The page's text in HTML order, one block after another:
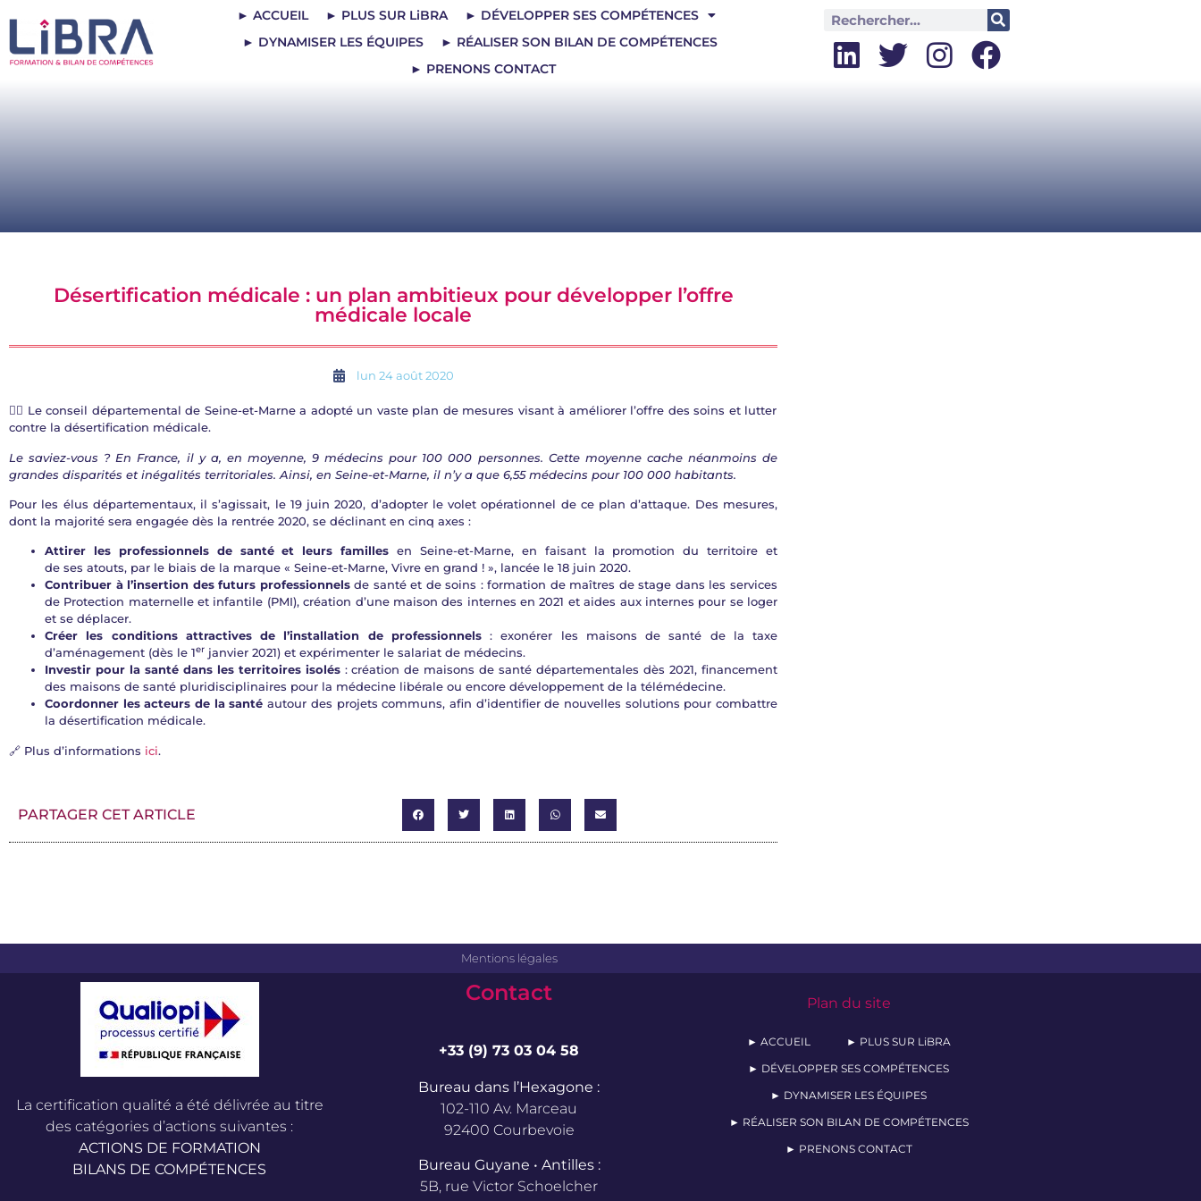
► ACCUEIL ► PLUS SUR LiBRA
► DÉVELOPPER SES COMPÉTENCES
► DYNAMISER LES ÉQUIPES
► RÉALISER SON BILAN DE COMPÉTENCES
► PRENONS CONTACT
Désertification médicale : un plan ambitieux pour développer l’offre
médicale locale
lun 24 août 2020
👨‍⚕️ Le conseil départemental de Seine-et-Marne a adopté un vaste plan de mesures visant à améliorer l’offre des soins et lutter
contre la désertification médicale.
Le saviez-vous ? En France, il y a, en moyenne, 9 médecins pour 100 000 personnes. Cette moyenne cache néanmoins de
grandes disparités et inégalités territoriales. Ainsi, en Seine-et-Marne, il n’y a que 6,55 médecins pour 100 000 habitants.
Pour les élus départementaux, il s’agissait, le 19 juin 2020, d’adopter le volet opérationnel de ce plan d’attaque. Des mesures,
dont la majorité sera engagée dès la rentrée 2020, se déclinant en cinq axes :
Attirer les professionnels de santé et leurs familles en Seine-et-Marne, en faisant la promotion du territoire et
de ses atouts, par le biais de la marque « Seine-et-Marne, Vivre en grand ! », lancée le 18 juin 2020.
Contribuer à l’insertion des futurs professionnelsde santé et de soins : formation de maîtres de stage dans les services
de Protection maternelle et infantile (PMI), création d’une maison des internes en 2021 et aides aux internes pour se loger
et se déplacer.
Créer les conditions attractives de l’installation de professionnels: exonérer les maisons de santé de la taxe
d’aménagement (dès le 1er janvier 2021) et expérimenter le salariat de médecins.
Investir pour la santé dans les territoires isolés: création de maisons de santé départementales dès 2021, financement
des maisons de santé pluridisciplinaires pour la médecine libérale ou encore développement de la télémédecine.
Coordonner les acteurs de la santé autour des projets communs, afin d’identifier de nouvelles solutions pour combattre
la désertification médicale.
🔗 Plus d’informations ici.
PARTAGER CET ARTICLE
Mentions légales
La certification qualité a été délivrée au titre
des catégories d’actions suivantes :
ACTIONS DE FORMATION
BILANS DE COMPÉTENCES
Contact
+33 (9) 73 03 04 58
Bureau dans l’Hexagone :
102-110 Av. Marceau
92400 Courbevoie
Bureau Guyane • Antilles :
5B, rue Victor Schoelcher
Plan du site
► ACCUEIL
► PLUS SUR LiBRA
► DÉVELOPPER SES COMPÉTENCES
► DYNAMISER LES ÉQUIPES
► RÉALISER SON BILAN DE COMPÉTENCES
► PRENONS CONTACT